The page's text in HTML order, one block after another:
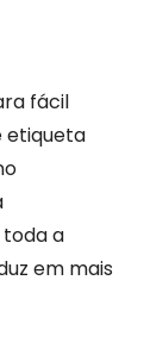
fácil
etiqueta
a
em mais